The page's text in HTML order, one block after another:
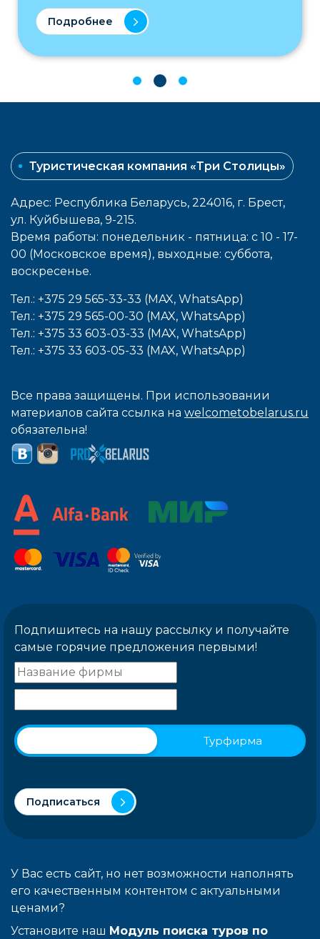
Подробнее
Туристическая компания «Три Столицы»
Адрес: Республика Беларусь, 224016, г. Брест,
ул. Куйбышева, 9-215.
Время работы: понедельник - пятница: с 10 - 17-
00 (Московское время), выходные: cуббота,
воcкресенье.
Тел.: +375 29 565-33-33 (MAX, WhatsApp)
Тел.: +375 29 565-00-30 (MAX, WhatsApp)
Тел.: +375 33 603-03-33 (MAX, WhatsApp)
Тел.: +375 33 603-05-33 (MAX, WhatsApp)
Все права защищены. При использовании
материалов сайта ссылка на welcometobelarus.ru
обязательна!
Подпишитесь на нашу рассылку и получайте
самые горячие предложения первыми!
Турфирма
Подписаться
У Вас есть сайт, но нет возможности наполнять
его качественным контентом с актуальными
ценами?
Установите наш Модуль поиска туров по